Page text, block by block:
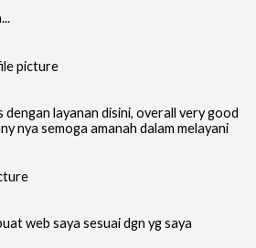
dengan layanan disini, overall very good
nya semoga amanah dalam melayani
web saya sesuai dgn yg saya